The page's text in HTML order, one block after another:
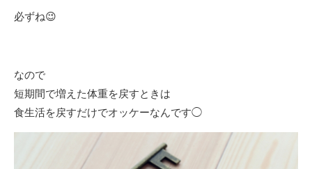
必ずね😉
なので
短期間で増えた体重を戻すときは
食生活を戻すだけでオッケーなんです◯